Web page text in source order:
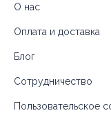
О нас
Оплата и доставка
Блог
Сотрудничество
Пользовательское